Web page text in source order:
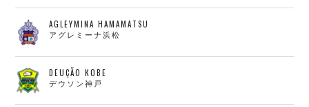
AGLEYMINA HAMAMATSU
アグレミーナ浜松
DEUÇÃO KOBE
デウソン神戸